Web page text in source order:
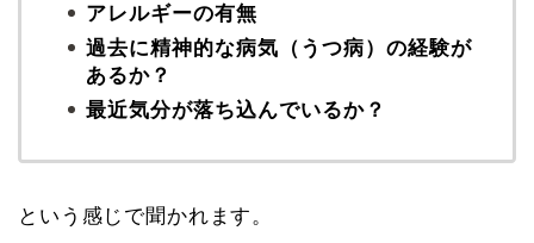
アレルギーの有無
過去に精神的な病気（うつ病）の経験が
あるか？
最近気分が落ち込んでいるか？
という感じで聞かれます。